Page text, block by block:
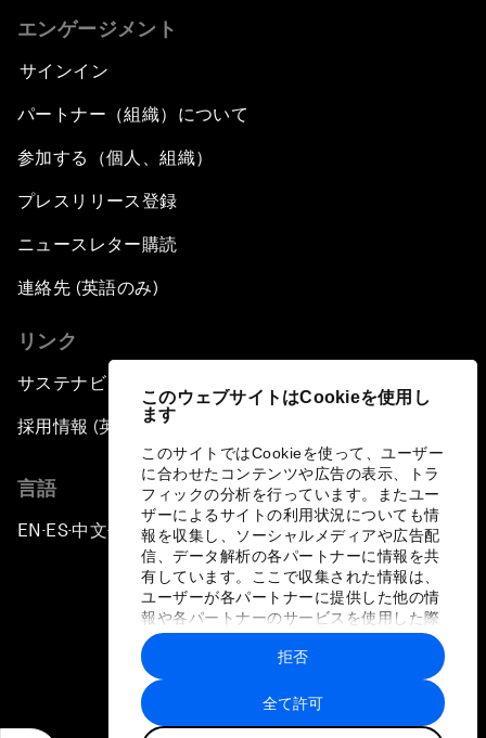
このウェブサイトはCookieを使用し
ます
このサイトではCookieを使って、ユーザー
に合わせたコンテンツや広告の表示、トラ
フィックの分析を行っています。またユー
ザーによるサイトの利用状況についても情
報を収集し、ソーシャルメディアや広告配
信、データ解析の各パートナーに情報を共
有しています。ここで収集された情報は、
ユーザーが各パートナーに提供した他の情
報や各パートナーのサービスを使用した際
に収集された情報と組み合わされ、各パー
トナーによって使用されることがありま
す。
全て許可
拒否
エンゲージメント
サインイン
パートナー（組織）について
参加する（個人、組織）
プレスリリース登録
ニュースレター購読
連絡先 (英語のみ)
リンク
サステナビリティへの取り組み
採用情報 (英語のみ)
言語
EN ▪ES▪中文▪ 日本語
プライバシーポリシーと利用規約
サイトマップ